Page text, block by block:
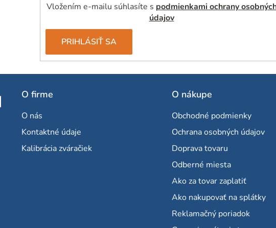
Vložením e-mailu súhlasíte s podmienkami ochrany
údajov
PRIHLÁSIŤ SA
O firme
O nás
Kontaktné údaje
Kalibrácia zváračiek
O nákupe
Obchodné podmienky
Ochrana osobných údajov
Doprava tovaru
Odberné miesta
Ako za tovar zaplatiť
Ako nakupovať na splátky
Reklamačný poriadok